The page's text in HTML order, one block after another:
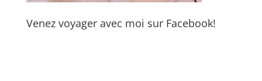
Venez voyager avec moi sur Facebook!